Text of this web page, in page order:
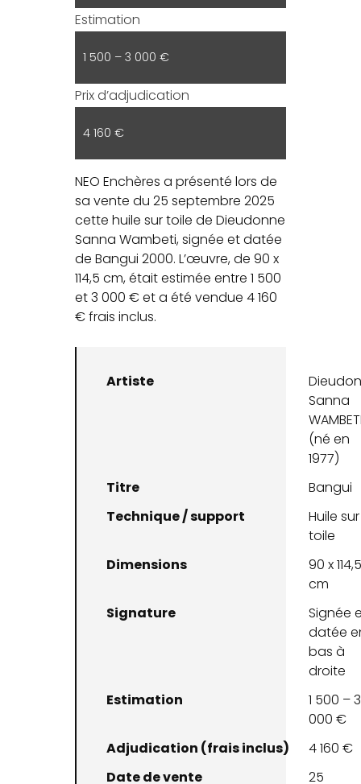
Estimation
1 500 – 3 000 €
Prix d’adjudication
4 160 €
NEO Enchères a présenté lors de
sa vente du 25 septembre 2025
cette huile sur toile de Dieudonne
Sanna Wambeti, signée et datée
de Bangui 2000. L’œuvre, de 90 x
114,5 cm, était estimée entre 1 500
et 3 000 € et a été vendue 4 160
€ frais inclus.
Artiste
Sanna
(né en
1977)
Titre
Bangui
Technique / support
Huile sur
toile
Dimensions
90 x
cm
Signature
Signée
datée
bas à
droite
Estimation
1 500 – 3
000 €
Adjudication (frais inclus)
4 160 €
Date de vente
25